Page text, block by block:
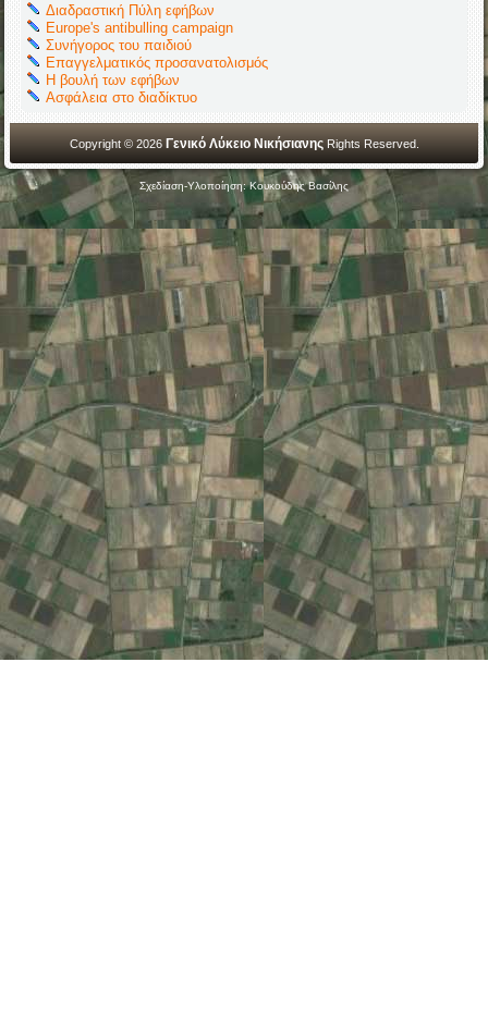
Διαδραστική Πύλη εφήβων
Europe's antibulling campaign
Συνήγορος του παιδιού
Επαγγελματικός προσανατολισμός
Η βουλή των εφήβων
Ασφάλεια στο διαδίκτυο
Copyright © 2026 Γενικό Λύκειο Νικήσιανης Rights Reserved.
Σχεδίαση-Υλοποίηση: Κουκούδης Βασίλης